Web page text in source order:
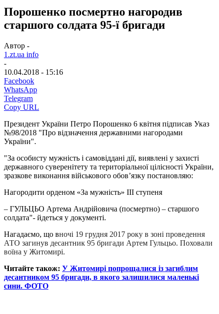
Порошенко посмертно нагородив
старшого солдата 95-ї бригади
Автор -
1.zt.ua info
-
10.04.2018 - 15:16
Facebook
WhatsApp
Telegram
Copy URL
Президент України Петро Порошенко 6 квітня підписав Указ
№98/2018 "Про відзначення державними нагородами
України".
"За особисту мужність і самовіддані дії, виявлені у захисті
державного суверенітету та територіальної цілісності України,
зразкове виконання військового обов’язку постановляю:
Нагородити орденом «За мужність» III ступеня
– ГУЛЬЦЬО Артема Андрійовича (посмертно) – старшого
солдата"- йдеться у документі.
Нагадаємо, що вночі 19 грудня 2017 року в зоні проведення
АТО загинув десантник 95 бригади Артем Гульцьо. Поховали
воїна у Житомирі.
Читайте також: У Житомирі попрощалися із загиблим
десантником 95 бригади, в якого залишилися маленькі
сини. ФОТО